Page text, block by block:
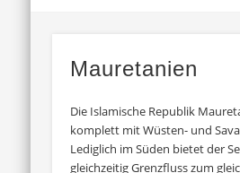
Mauretanien
Die Islamische Republik
komplett mit Wüsten- und
Lediglich im Süden bietet der
gleichzeitig Grenzfluss zum